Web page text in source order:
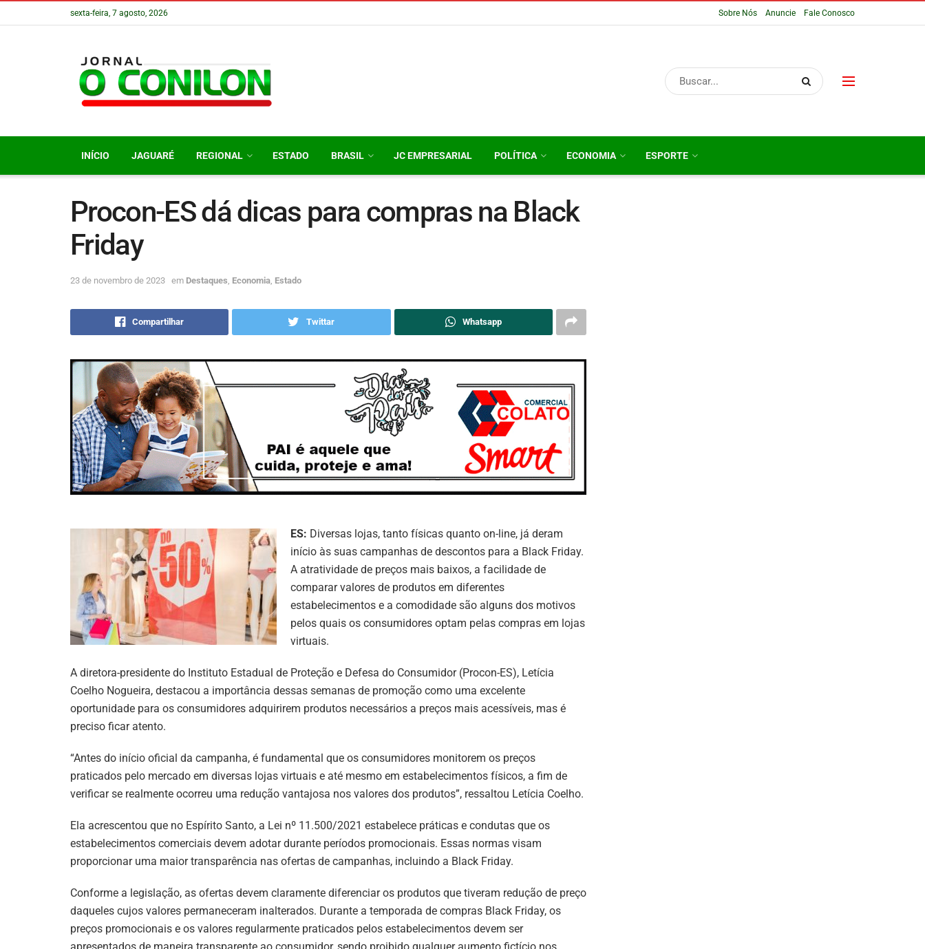
sexta-feira, 7 agosto, 2026 Sobre Nós Anuncie Fale Conosco
INÍCIO JAGUARÉ REGIONAL ESTADO BRASIL JC EMPRESARIAL POLÍTICA ECONOMIA ESPORTE
Procon-ES dá dicas para compras na Black
Friday
23 de novembro de 2023 em Destaques Economia Estado
Compartilhar Twittar Whatsapp
ES: Diversas lojas, tanto físicas quanto on-line, já deram
início às suas campanhas de descontos para a Black Friday.
A atratividade de preços mais baixos, a facilidade de
comparar valores de produtos em diferentes
estabelecimentos e a comodidade são alguns dos motivos
pelos quais os consumidores optam pelas compras em lojas
virtuais.
A diretora-presidente do Instituto Estadual de Proteção e Defesa do Consumidor (Procon-ES), Letícia
Coelho Nogueira, destacou a importância dessas semanas de promoção como uma excelente
oportunidade para os consumidores adquirirem produtos necessários a preços mais acessíveis, mas é
preciso ficar atento.
“Antes do início oficial da campanha, é fundamental que os consumidores monitorem os preços
praticados pelo mercado em diversas lojas virtuais e até mesmo em estabelecimentos físicos, a fim de
verificar se realmente ocorreu uma redução vantajosa nos valores dos produtos”, ressaltou Letícia Coelho.
Ela acrescentou que no Espírito Santo, a Lei nº 11.500/2021 estabelece práticas e condutas que os
estabelecimentos comerciais devem adotar durante períodos promocionais. Essas normas visam
proporcionar uma maior transparência nas ofertas de campanhas, incluindo a Black Friday.
Conforme a legislação, as ofertas devem claramente diferenciar os produtos que tiveram redução de preço
daqueles cujos valores permaneceram inalterados. Durante a temporada de compras Black Friday, os
preços promocionais e os valores regularmente praticados pelos estabelecimentos devem ser